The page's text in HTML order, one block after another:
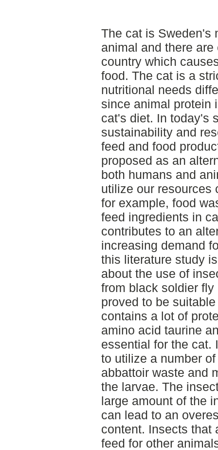
The cat is Sweden's
animal and there
country which
food. The cat is a
nutritional needs
since animal protein
cat's diet. In today's
sustainability and
feed and food
proposed as an
both humans and
utilize our resources
for example, food
feed ingredients in
contributes to an
increasing demand
this literature study
about the use of
from black soldier
proved to be
contains a lot of
amino acid taurine
essential for the cat.
to utilize a number
abbattoir waste and
the larvae. The
large amount of the
can lead to an
content. Insects that
feed for other